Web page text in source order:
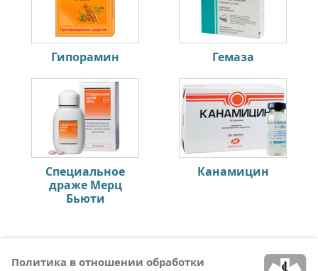
Гипорамин Гемаза
Специальное
драже Мерц
Бьюти
Канамицин
Политика в отношении обработки